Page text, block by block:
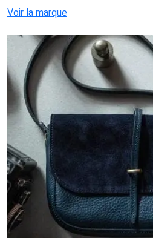
Voir la marque